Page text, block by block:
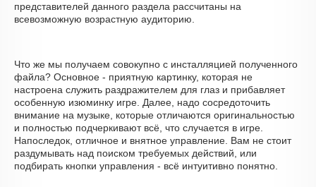
представителей данного раздела рассчитаны на
всевозможную возрастную аудиторию.
Что же мы получаем совокупно с инсталляцией полученного
файла? Основное - приятную картинку, которая не
настроена служить раздражителем для глаз и прибавляет
особенную изюминку игре. Далее, надо сосредоточить
внимание на музыке, которые отличаются оригинальностью
и полностью подчеркивают всё, что случается в игре.
Напоследок, отличное и внятное управление. Вам не стоит
раздумывать над поиском требуемых действий, или
подбирать кнопки управления - всё интуитивно понятно.